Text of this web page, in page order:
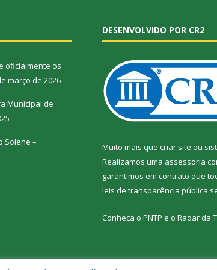
oficialmente os
março de 2026
Municipal de
Solene –
DESENVOLVIDO POR CR2
Muito mais que criar site ou
Realizamos uma assessoria
garantimos em contrato que
leis de transparência pública
Conheça o PNTP e o Radar da